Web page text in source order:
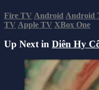
Fire TV Android Android
TV Apple TV XBox One
Up Next in Diên Hy